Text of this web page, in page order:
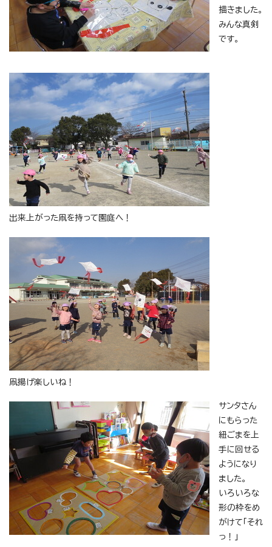
描きました。
みんな真剣
です。
出来上がった凧を持って園庭へ！
凧揚げ楽しいね！
サンタさん
にもらった
紐ごまを上
手に回せる
ようになり
ました。
いろいろな
形の枠をめ
がけて「それ
っ！」